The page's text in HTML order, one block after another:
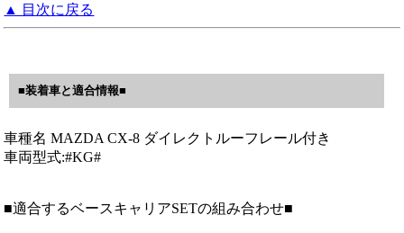
▲ 目次に戻る
■装着車と適合情報■
車種名 MAZDA CX-8 ダイレクトルーフレール付き
車両型式:#KG#
■適合するベースキャリアSETの組み合わせ■